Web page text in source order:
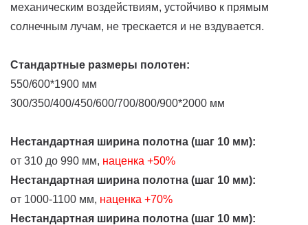
механическим воздействиям, устойчиво к прямым
солнечным лучам, не трескается и не вздувается.
Стандартные размеры полотен:
550/600*1900 мм
300/350/400/450/600/700/800/900*2000 мм
Нестандартная ширина полотна (шаг 10 мм):
от 310 до 990 мм, наценка +50%
Нестандартная ширина полотна (шаг 10 мм):
от 1000-1100 мм, наценка +70%
Нестандартная ширина полотна (шаг 10 мм):